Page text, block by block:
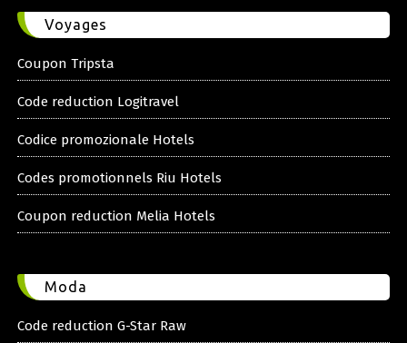
Voyages
Coupon Tripsta
Code reduction Logitravel
Codice promozionale Hotels
Codes promotionnels Riu Hotels
Coupon reduction Melia Hotels
Moda
Code reduction G-Star Raw